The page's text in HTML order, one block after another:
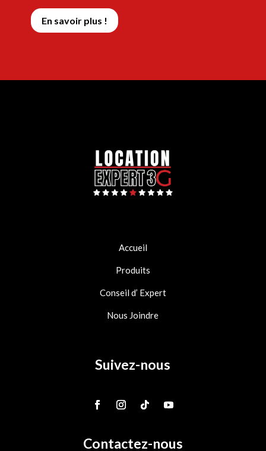
En savoir plus !
Accueil
Produits
Conseil d’ Expert
Nous Joindre
Suivez-nous
Contactez-nous